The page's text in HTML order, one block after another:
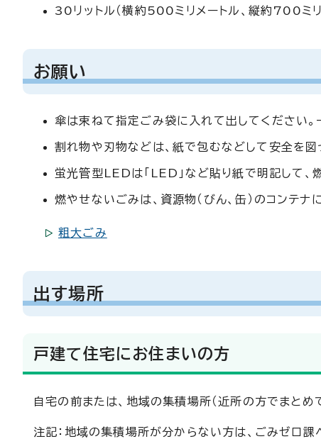
30リットル（横約500ミリメートル、縦約700ミリ
お願い
傘は束ねて指定ごみ袋に入れて出してください
割れ物や刃物などは、紙で包むなどして安全を図
蛍光管型LEDは「LED」など貼り紙で明記して、
燃やせないごみは、資源物（びん、缶）のコンテ
粗大ごみ
出す場所
戸建て住宅にお住まいの方
自宅の前または、地域の集積場所（近所の方でまとめ
注記：地域の集積場所が分からない方は、ごみゼロ課